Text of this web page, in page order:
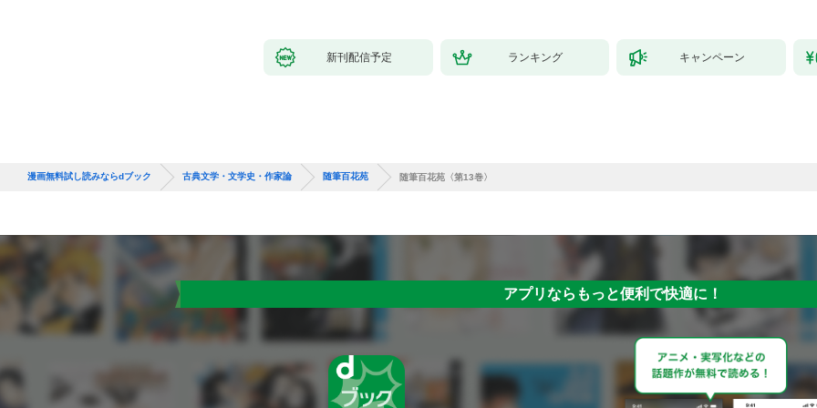
新刊配信予定 ランキング キャンペーン
漫画無料試し読みならdブック 古典文学・文学史・作家論 随筆百花苑 随筆百花苑〈第13巻〉
アプリならもっと便利で快適に！